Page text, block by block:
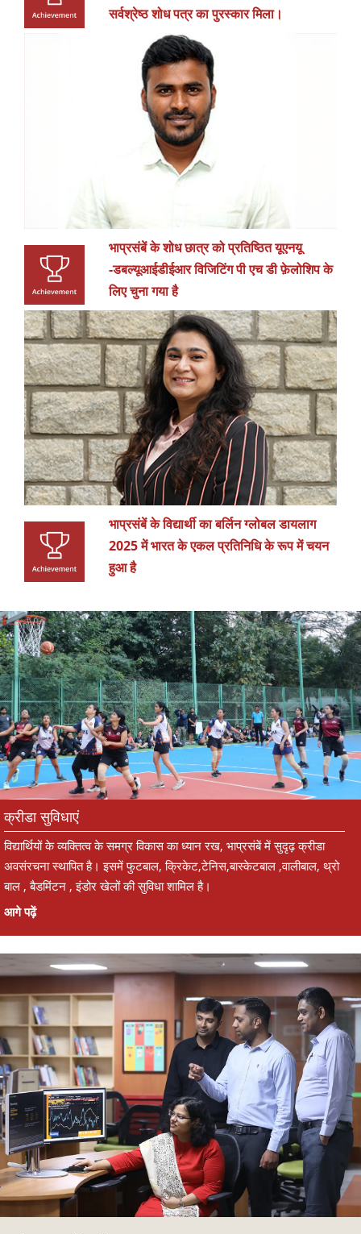
सर्वश्रेष्ठ शोध पत्र का पुरस्कार मिला।
भाप्रसंबें के शोध छात्र को प्रतिष्ठित यूएनयू
-डबल्यूआईडीईआर विजिटिंग पी एच डी फ़ेलोशिप के
लिए चुना गया है
भाप्रसंबें के विद्यार्थी का बर्लिन ग्लोबल डायलाग
2025 में भारत के एकल प्रतिनिधि के रूप में चयन
हुआ है
क्रीडा सुविधाएं
विद्यार्थियों के व्यक्तित्व के समग्र विकास का ध्यान रख, भाप्रसंबें में सुदृढ़ क्रीडा
अवसंरचना स्थापित है। इसमें फुटबाल, क्रिकेट,टेनिस,बास्केटबाल ,वालीबाल, थ्रो
बाल , बैडमिंटन , इंडोर खेलों की सुविधा शामिल है।
आगे पढ़ें